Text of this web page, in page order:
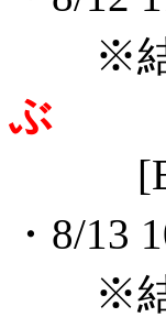
※結
ぶ
[E]に
・8/13
※結